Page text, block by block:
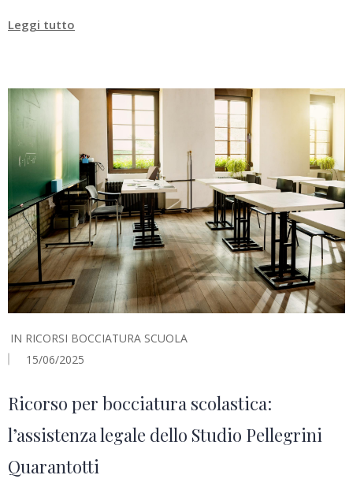
Leggi tutto
IN RICORSI BOCCIATURA SCUOLA
15/06/2025
Ricorso per bocciatura scolastica:
l’assistenza legale dello Studio Pellegrini
Quarantotti